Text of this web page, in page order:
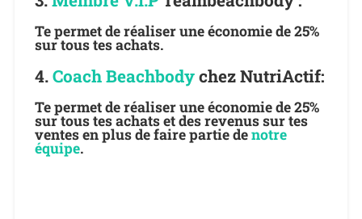
Te permet de réaliser une économie de 25%
sur tous tes achats.
4.Coach Beachbodychez NutriActif:
Te permet de réaliser une économie de 25%
sur tous tes achats et des revenus sur tes
ventes en plus de faire partie denotre
équipe.